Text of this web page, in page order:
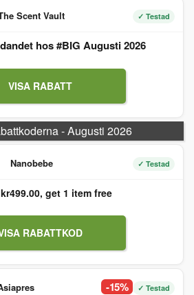
Scent Vault ✓ Testad
hos #BIG Augusti 2026
VISA RABATT
- Augusti 2026
Nanobebe ✓ Testad
get 1 item free
RABATTKOD
-15% ✓ Testad